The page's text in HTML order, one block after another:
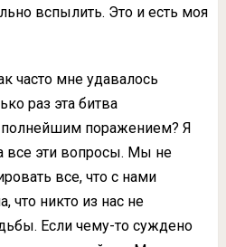
вспылить. Это и есть моя
часто мне удавалось
раз эта битва
полнейшим поражением? Я
все эти вопросы. Мы не
все, что с нами
что никто из нас не
Если чему-то суждено